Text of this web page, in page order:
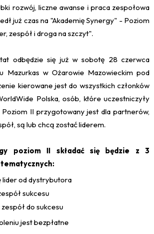
rozwój, liczne awanse i praca zespołowa
już czas na "Akademię Synergy" - Poziom
zespół i droga na szczyt".
odbędzie się już w sobotę 28 czerwca
Mazurkas w Ożarowie Mazowieckim pod
kierowane jest do wszystkich członków
Polska, osób, które uczestniczyły
Poziom II przygotowany jest dla partnerów,
są lub chcą zostać liderem.
poziom II składać się będzie z 3
lider od dystrybutora
sukcesu
do sukcesu
jest bezpłatne